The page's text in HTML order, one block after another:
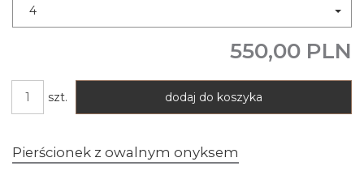
4
550,00 PLN
szt. dodaj do koszyka
Pierścionek z owalnym onyksem